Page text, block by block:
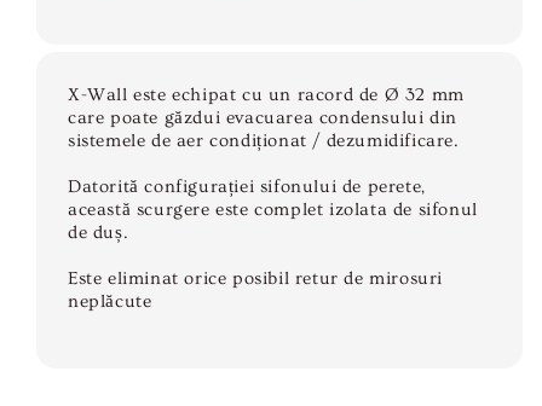
X-Wall este echipat cu un racord de Ø 32 mm
care poate găzdui evacuarea condensului din
sistemele de aer condiționat / dezumidificare.
Datorită configurației sifonului de perete,
această scurgere este complet izolata de sifonul
de duș.
Este eliminat orice posibil retur de mirosuri
neplăcute